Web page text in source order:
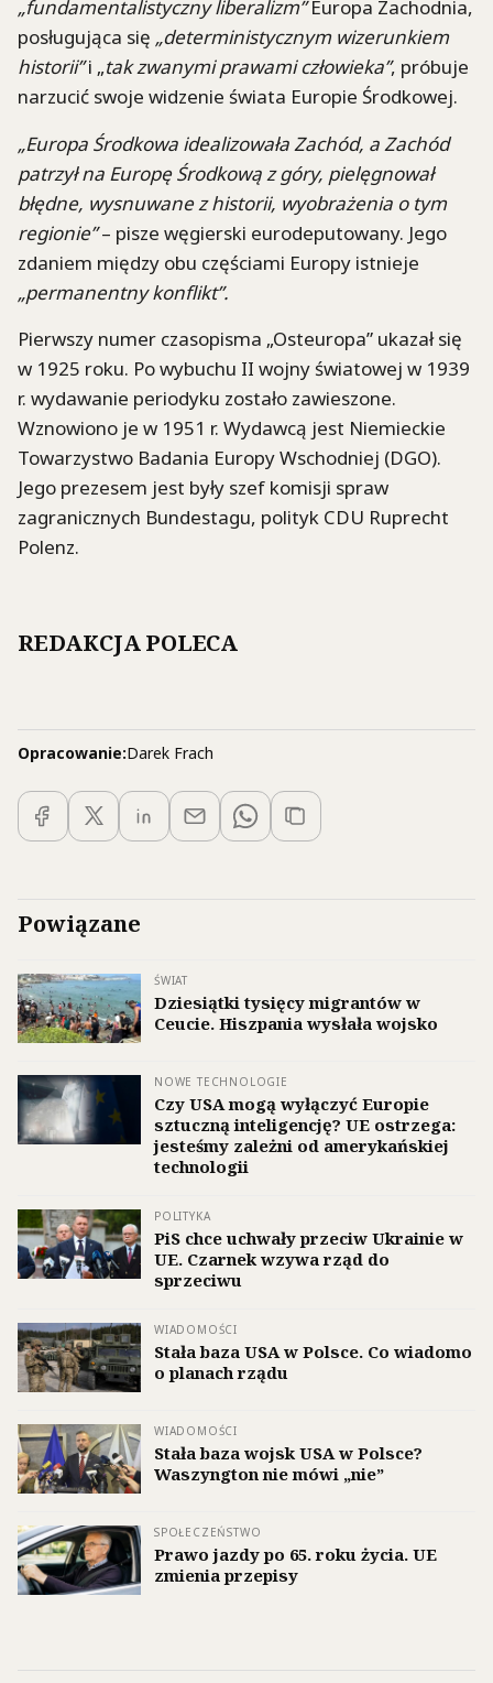
„fundamentalistyczny liberalizm”Europa Zachodnia,
posługująca się „deterministycznym wizerunkiem
historii”i „tak zwanymi prawami człowieka”, próbuje
narzucić swoje widzenie świata Europie Środkowej.
„Europa Środkowa idealizowała Zachód, a Zachód
patrzył na Europę Środkową z góry, pielęgnował
błędne, wysnuwane z historii, wyobrażenia o tym
regionie”– pisze węgierski eurodeputowany. Jego
zdaniem między obu częściami Europy istnieje
„permanentny konflikt”.
Pierwszy numer czasopisma „Osteuropa” ukazał się
w 1925 roku. Po wybuchu II wojny światowej w 1939
r. wydawanie periodyku zostało zawieszone.
Wznowiono je w 1951 r. Wydawcą jest Niemieckie
Towarzystwo Badania Europy Wschodniej (DGO).
Jego prezesem jest były szef komisji spraw
zagranicznych Bundestagu, polityk CDU Ruprecht
Polenz.
REDAKCJA POLECA
Opracowanie:Darek Frach
Powiązane
ŚWIAT
Dziesiątki tysięcy migrantów w
Ceucie. Hiszpania wysłała wojsko
NOWE TECHNOLOGIE
Czy USA mogą wyłączyć Europie
sztuczną inteligencję? UE ostrzega:
jesteśmy zależni od amerykańskiej
technologii
POLITYKA
PiS chce uchwały przeciw Ukrainie w
UE. Czarnek wzywa rząd do
sprzeciwu
WIADOMOŚCI
Stała baza USA w Polsce. Co wiadomo
o planach rządu
WIADOMOŚCI
Stała baza wojsk USA w Polsce?
Waszyngton nie mówi „nie”
SPOŁECZEŃSTWO
Prawo jazdy po 65. roku życia. UE
zmienia przepisy